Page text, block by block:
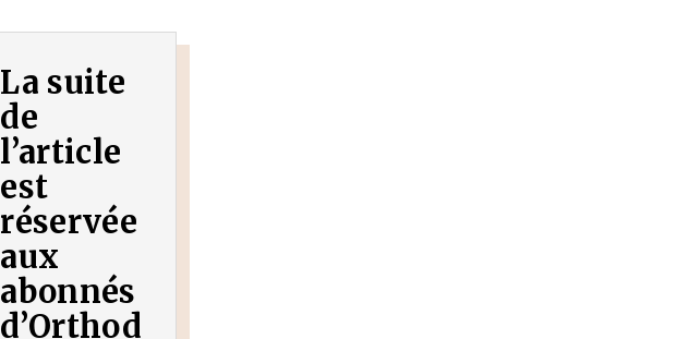
La suite
de
l’article
est
réservée
aux
abonnés
d’Orthod